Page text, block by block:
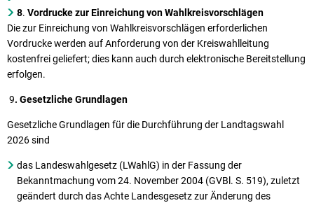
8. Vordrucke zur Einreichung von Wahlkreisvorschlägen
Die zur Einreichung von Wahlkreisvorschlägen erforderlichen
Vordrucke werden auf Anforderung von der Kreiswahlleitung
kostenfrei geliefert; dies kann auch durch elektronische Bereitstellung
erfolgen.
9. Gesetzliche Grundlagen
Gesetzliche Grundlagen für die Durchführung der Landtagswahl
2026 sind
das Landeswahlgesetz (LWahlG) in der Fassung der
Bekanntmachung vom 24. November 2004 (GVBl. S. 519), zuletzt
geändert durch das Achte Landesgesetz zur Änderung des